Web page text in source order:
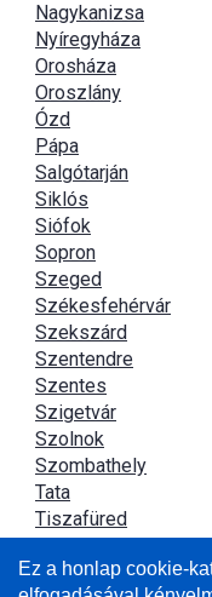
Nagykanizsa
Nyíregyháza
Orosháza
Oroszlány
Ózd
Pápa
Salgótarján
Siklós
Siófok
Sopron
Szeged
Székesfehérvár
Szekszárd
Szentendre
Szentes
Szigetvár
Szolnok
Szombathely
Tata
Tiszafüred
Újszász
Ez a honlap cookie-